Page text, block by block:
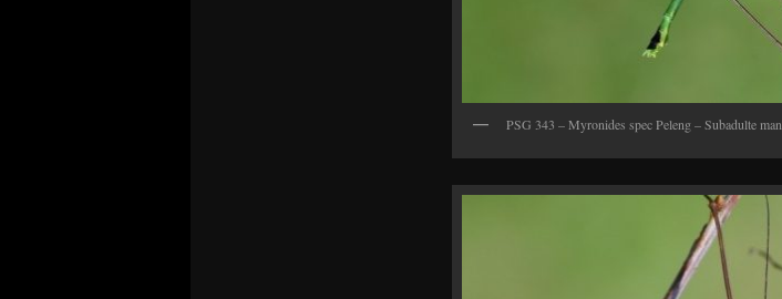
PSG 343 – Myronides spec Peleng – Subadulte man